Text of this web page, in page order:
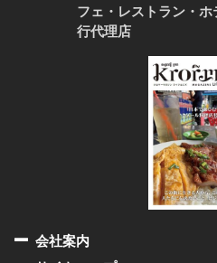
フェ・レストラン・
行代理店
会社案内